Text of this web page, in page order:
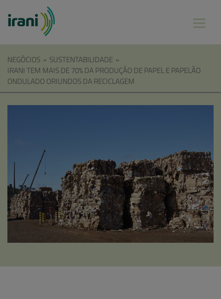
NEGÓCIOS » SUSTENTABILIDADE »
IRANI TEM MAIS DE 70% DA PRODUÇÃO DE PAPEL E PAPELÃO
ONDULADO ORIUNDOS DA RECICLAGEM